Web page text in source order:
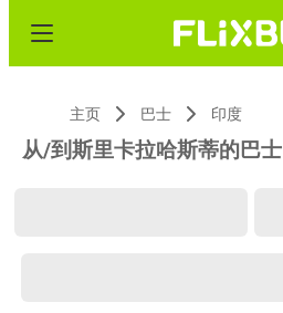
主页 巴士 印度
从/到斯里卡拉哈斯蒂的巴士